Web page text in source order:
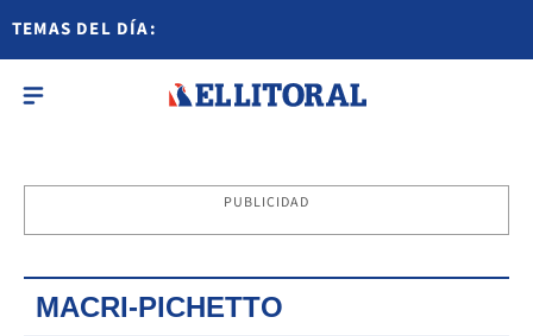
TEMAS DEL DÍA:
PUBLICIDAD
MACRI-PICHETTO